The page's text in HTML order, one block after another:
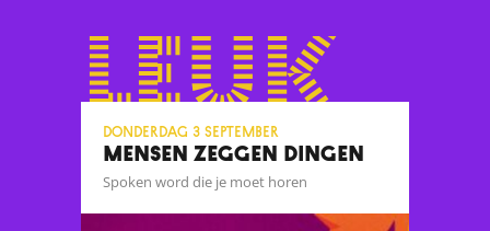
leuk
donderdag 3 september
MENSEN ZEGGEN DINGEN
Spoken word die je moet horen